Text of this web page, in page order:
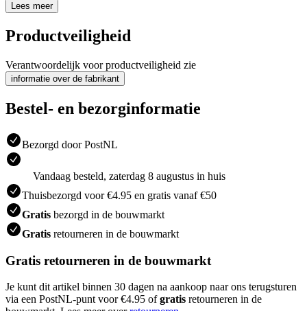
Lees meer
Productveiligheid
Verantwoordelijk voor productveiligheid zie
informatie over de fabrikant
Bestel- en bezorginformatie
Bezorgd door PostNL
Vandaag besteld, zaterdag 8 augustus in huis
Thuisbezorgd voor €4.95 en gratis vanaf €50
Gratis bezorgd in de bouwmarkt
Gratis retourneren in de bouwmarkt
Gratis retourneren in de bouwmarkt
Je kunt dit artikel binnen 30 dagen na aankoop naar ons terugsturen
via een PostNL-punt voor €4.95 ofgratis retourneren in de